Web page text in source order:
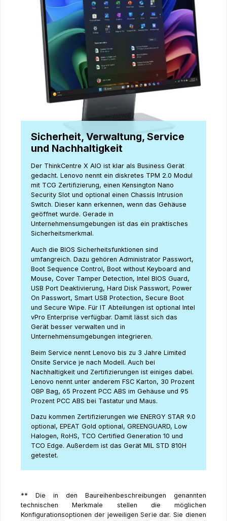
Sicherheit, Verwaltung, Service
und Nachhaltigkeit
Der ThinkCentre X AIO ist klar als Business Gerät
gedacht. Lenovo nennt ein diskretes TPM 2.0 Modul
mit TCG Zertifizierung, einen Kensington Nano
Security Slot und optional einen Chassis Intrusion
Switch. Dieser kann erkennen, wenn das Gehäuse
geöffnet wurde. Gerade in
Unternehmensumgebungen ist das ein praktisches
Sicherheitsmerkmal.
Auch die BIOS Sicherheitsfunktionen sind
umfangreich. Dazu gehören Administrator Passwort,
Boot Sequence Control, Boot without Keyboard and
Mouse, Cover Tamper Detection, Intel BIOS Guard,
USB Port Deaktivierung, Hard Disk Passwort, Power
On Passwort, Smart USB Protection, Secure Boot
und Secure Wipe. Für IT Abteilungen ist optional Intel
vPro Enterprise verfügbar. Damit lässt sich das
Gerät besser verwalten und in
Unternehmensumgebungen integrieren.
Beim Service nennt Lenovo bis zu 3 Jahre Limited
Onsite Service je nach Modell. Auch bei
Nachhaltigkeit und Zertifizierungen ist einiges dabei.
Lenovo nennt unter anderem FSC Karton, 30 Prozent
OBP Bag, 65 Prozent PCC ABS im Gehäuse und 95
Prozent PCC ABS bei Tastatur und Maus.
Dazu kommen Zertifizierungen wie ENERGY STAR 9.0
optional, EPEAT Gold optional, GREENGUARD, Low
Halogen, RoHS, TCO Certified Generation 10 und
TCO Edge. Außerdem ist das Gerät MIL STD 810H
getestet.
** Die in den Baureihenbeschreibungen genannten
technischen Merkmale stellen die möglichen
Konfigurationsoptionen der jeweiligen Serie dar. Sie dienen